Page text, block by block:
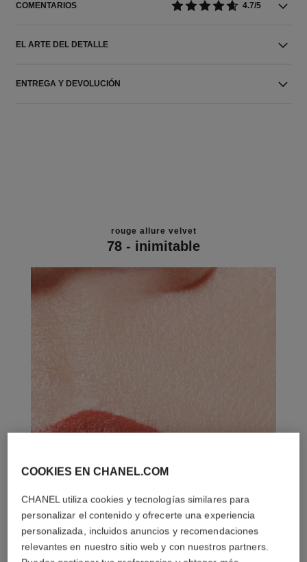
COMENTARIOS 4.7/5
EL ARTE DEL DETALLE
ENTREGA Y DEVOLUCIÓN
rouge allure velvet
78 - inimitable
COOKIES EN CHANEL.COM
CHANEL utiliza cookies y tecnologías similares para
personalizar el contenido y ofrecerte una experiencia
personalizada, incluidos anuncios y recomendaciones
relevantes en nuestro sitio web y con nuestros partners.